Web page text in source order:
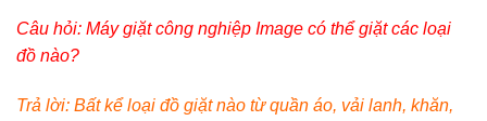
Câu hỏi: Máy giặt công nghiệp Image có thể giặt các loại
đồ nào?
Trả lời: Bất kể loại đồ giặt nào từ quần áo, vải lanh, khăn,